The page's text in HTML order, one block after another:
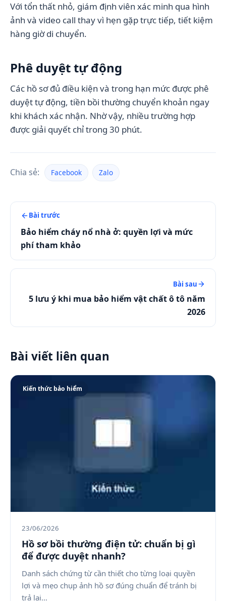
Với tổn thất nhỏ, giám định viên xác minh qua hình
ảnh và video call thay vì hẹn gặp trực tiếp, tiết kiệm
hàng giờ di chuyển.
Phê duyệt tự động
Các hồ sơ đủ điều kiện và trong hạn mức được phê
duyệt tự động, tiền bồi thường chuyển khoản ngay
khi khách xác nhận. Nhờ vậy, nhiều trường hợp
được giải quyết chỉ trong 30 phút.
Chia sẻ: Facebook Zalo
Post
navigation
Bài trước
Bảo hiểm cháy nổ nhà ở: quyền lợi và mức
phí tham khảo
Bài sau
5 lưu ý khi mua bảo hiểm vật chất ô tô năm
2026
Bài viết liên quan
Kiến thức bảo hiểm
23/06/2026
Hồ sơ bồi thường điện tử: chuẩn bị gì
để được duyệt nhanh?
Danh sách chứng từ cần thiết cho từng loại quyền
lợi và mẹo chụp ảnh hồ sơ đúng chuẩn để tránh bị
trả lại…